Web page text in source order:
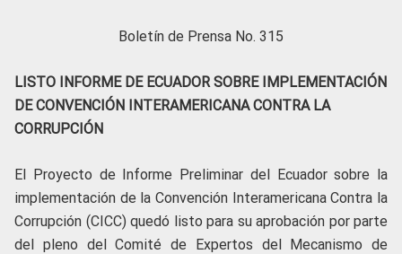
Boletín de Prensa No. 315
LISTO INFORME DE ECUADOR SOBRE IMPLEMENTACIÓN
DE CONVENCIÓN INTERAMERICANA CONTRA LA
CORRUPCIÓN
El Proyecto de Informe Preliminar del Ecuador sobre la
implementación de la Convención Interamericana Contra la
Corrupción (CICC) quedó listo para su aprobación por parte
del pleno del Comité de Expertos del Mecanismo de